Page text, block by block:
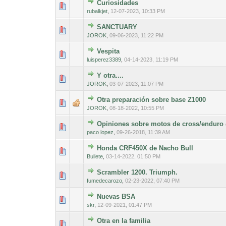
Curiosidades
rubalkjet 12-07-2023, 10:33 PM
SANCTUARY
JOROK ,09-06-2023, 11:22 PM
Vespita
luisperez3389 ,04-14-2023, 11:19 PM
Y otra....
JOROK ,03-07-2023, 11:07 PM
Otra preparación sobre base Z1000
JOROK ,08-18-2022, 10:55 PM
0 voto(s) -
Opiniones sobre motos de cross/enduro
paco lopez ,09-26-2018, 11:39 AM
0 voto(s) - 12
Honda CRF450X de Nacho Bull
Bullete ,03-14-2022, 01:50 PM
0 voto(s) -
Scrambler 1200. Triumph.
fumedecarozo ,02-23-2022, 07:40 PM
Nuevas BSA
skr, 12-09-2021, 01:47 PM
Otra en la familia